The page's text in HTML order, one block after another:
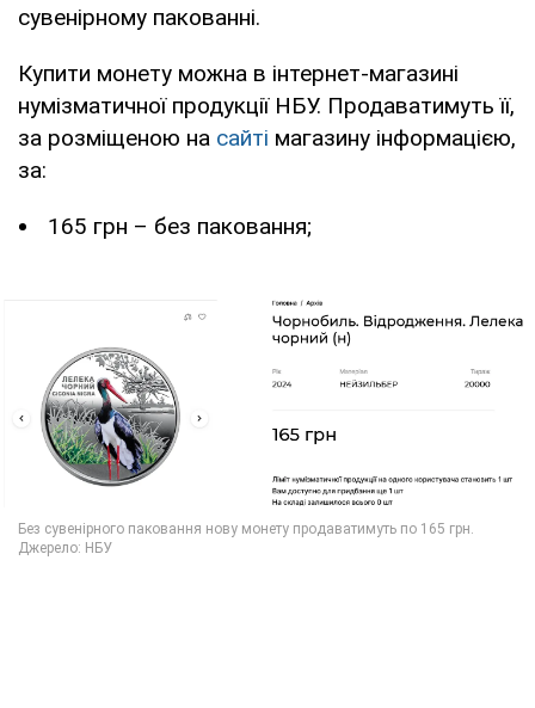
сувенірному пакованні.
Купити монету можна в інтернет-магазині
нумізматичної продукції НБУ. Продаватимуть її,
за розміщеною на сайті магазину інформацією,
за:
165 грн – без паковання;